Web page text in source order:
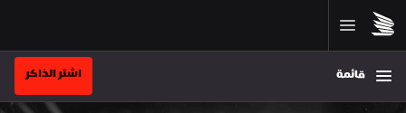
قائمة اشتر الذاكر